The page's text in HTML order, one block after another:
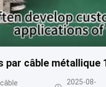
câble métallique
2025-08-